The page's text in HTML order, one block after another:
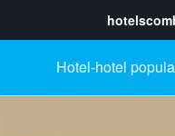
Hotel-hotel